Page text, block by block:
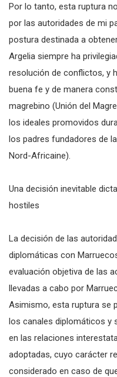
Por lo tanto, esta ruptura
por las autoridades de mi
postura destinada a
Argelia siempre ha
resolución de conflictos, y
buena fe y de manera
magrebino (Unión del
los ideales promovidos
los padres fundadores de
Nord-Africaine).
Una decisión inevitable
hostiles
La decisión de las
diplomáticas con
evaluación objetiva de las
llevadas a cabo por
Asimismo, esta ruptura se
los canales diplomáticos y
en las relaciones
adoptadas, cuyo carácter
considerado en caso de